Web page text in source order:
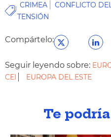
CRIMEA CONFLICTO
TENSIÓN
Compártelo:
Seguir leyendo sobre:
CEI
EUROPA DEL ESTE
Te